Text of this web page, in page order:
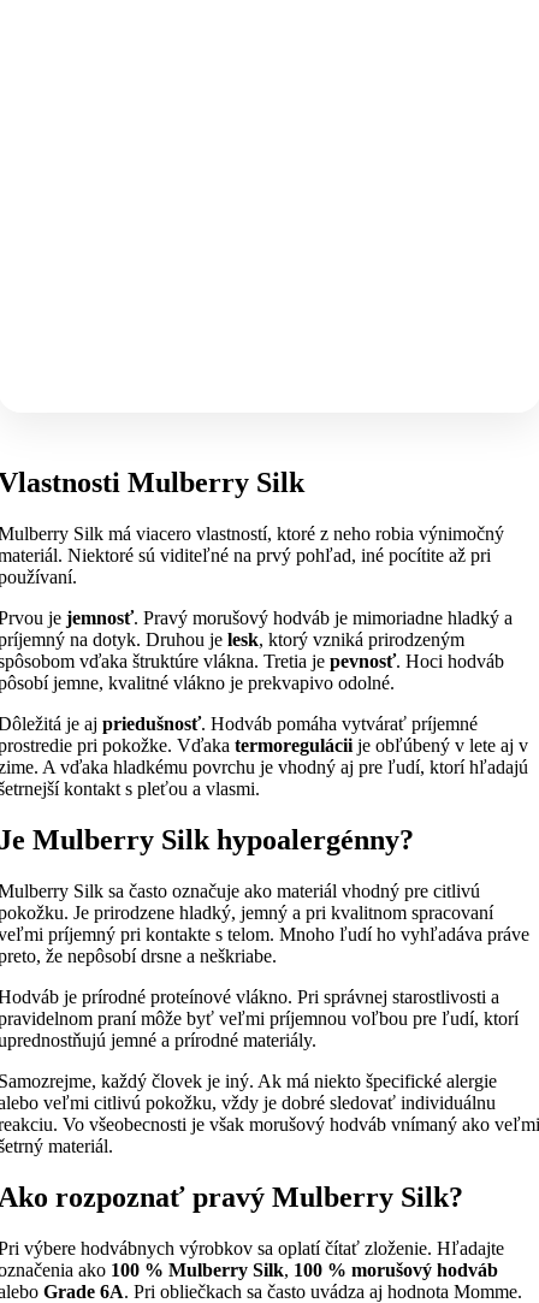
Mulberry Silk
Silk má viacero vlastností, ktoré z neho robia výnimočný
Niektoré sú viditeľné na prvý pohľad, iné pocítite až pri
je jemnosť. Pravý morušový hodváb je mimoriadne hladký a
na dotyk. Druhou je lesk, ktorý vzniká prirodzeným
vďaka štruktúre vlákna. Tretia je pevnosť. Hoci hodváb
jemne, kvalitné vlákno je prekvapivo odolné.
je aj priedušnosť. Hodváb pomáha vytvárať príjemné
pri pokožke. Vďaka termoregulácii je obľúbený v lete aj v
A vďaka hladkému povrchu je vhodný aj pre ľudí, ktorí hľadajú
kontakt s pleťou a vlasmi.
Mulberry Silk hypoalergénny?
Silk sa často označuje ako materiál vhodný pre citlivú
Je prirodzene hladký, jemný a pri kvalitnom spracovaní
príjemný pri kontakte s telom. Mnoho ľudí ho vyhľadáva práve
že nepôsobí drsne a neškriabe.
je prírodné proteínové vlákno. Pri správnej starostlivosti a
praní môže byť veľmi príjemnou voľbou pre ľudí, ktorí
jemné a prírodné materiály.
každý človek je iný. Ak má niekto špecifické alergie
veľmi citlivú pokožku, vždy je dobré sledovať individuálnu
Vo všeobecnosti je však morušový hodváb vnímaný ako veľmi
materiál.
rozpoznať pravý Mulberry Silk?
výbere hodvábnych výrobkov sa oplatí čítať zloženie. Hľadajte
ako 100 % Mulberry Silk, 100 % morušový hodváb
Grade 6A. Pri obliečkach sa často uvádza aj hodnota Momme.